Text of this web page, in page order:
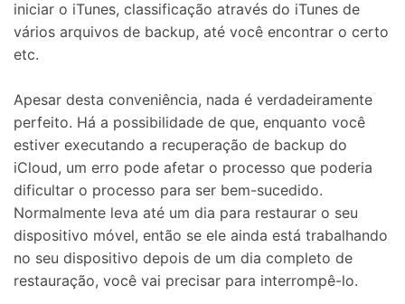
iniciar o iTunes, classificação através do iTunes de
vários arquivos de backup, até você encontrar o certo
etc.
Apesar desta conveniência, nada é verdadeiramente
perfeito. Há a possibilidade de que, enquanto você
estiver executando a recuperação de backup do
iCloud, um erro pode afetar o processo que poderia
dificultar o processo para ser bem-sucedido.
Normalmente leva até um dia para restaurar o seu
dispositivo móvel, então se ele ainda está trabalhando
no seu dispositivo depois de um dia completo de
restauração, você vai precisar para interrompê-lo.